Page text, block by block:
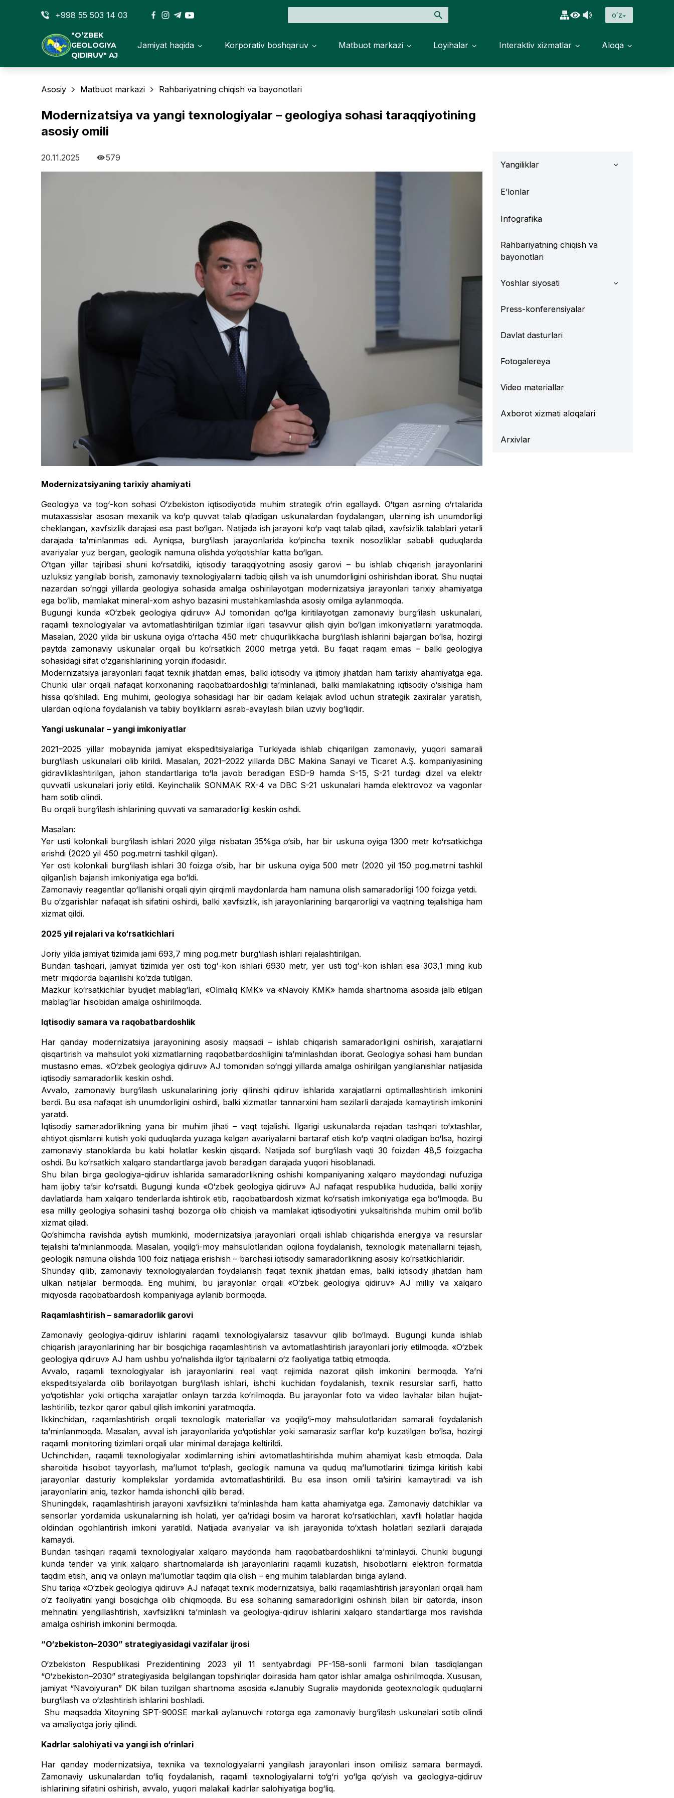
+998 55 503 14 03 oʻz
"O‘ZBEK
GEOLOGIYA
QIDIRUV" AJ
Jamiyat haqida Korporativ boshqaruv Matbuot markazi Loyihalar Interaktiv xizmatlar Aloqa
Asosiy Matbuot markazi Rahbariyatning chiqish va bayonotlari
Modernizatsiya va yangi texnologiyalar – geologiya sohasi taraqqiyotining
asosiy omili
20.11.2025 579
Modernizatsiyaning tarixiy ahamiyati
Geologiya va tog‘-kon sohasi O‘zbekiston iqtisodiyotida muhim strategik o‘rin egallaydi. O‘tgan asrning o‘rtalarida
mutaxassislar asosan mexanik va ko‘p quvvat talab qila­digan uskunalardan foydalangan, ularning ish unumdorligi
cheklangan, xavfsizlik darajasi esa past bo‘l­gan. Natijada ish jarayoni ko‘p vaqt talab qiladi, xavfsizlik talablari yetarli
darajada taʼminlanmas edi. Ayniqsa, burg‘ilash jarayonlarida ko‘pincha texnik nosozliklar sababli quduqlarda
avariyalar yuz bergan, geologik namuna olishda yo‘qotishlar katta bo‘lgan.
O‘tgan yillar tajribasi shuni ko‘rsatdiki, iqtisodiy taraqqiyot­ning asosiy garovi – bu ishlab chi­qarish jarayonlarini
uzluksiz yangilab borish, zamonaviy texnologiya­larni tadbiq qilish va ish unumdorligini oshirishdan iborat. Shu nuq­tai
nazardan so‘nggi yillarda geologiya sohasida amalga oshirilayotgan modernizatsiya jarayonlari tarixiy ahamiyatga
ega bo‘lib, mamlakat mineral-xom ashyo bazasini mustahkam­lashda asosiy omilga ay­lanmoqda.
Bugungi kunda «O‘zbek geologiya qidiruv» AJ tomonidan qo‘lga kiri­tilayotgan zamonaviy burg‘ilash uskunalari,
raqamli texnologiyalar va avtomatlashtirilgan tizimlar ilgari tasavvur qilish qiyin bo‘lgan imkoniyatlarni yaratmoqda.
Masalan, 2020 yilda bir uskuna oyiga o‘rtacha 450 metr chuqurlikkacha burg‘ilash ishlarini bajargan bo‘lsa, hozirgi
paytda zamonaviy uskunalar orqali bu ko‘rsatkich 2000 metrga yetdi. Bu faqat raqam emas – balki geologiya
sohasidagi sifat o‘zgarishlarining yorqin ifodasidir.
Modernizatsiya jarayonlari fa­qat texnik jihatdan emas, balki iqtisodiy va ijtimoiy jihatdan ham tarixiy ahamiyatga ega.
Chunki ular orqali nafaqat korxonaning raqo­batbardoshligi taʼminlanadi, balki mamlakatning iqtisodiy o‘sishiga ham
hissa qo‘shiladi. Eng muhimi, geologiya sohasidagi har bir qadam kelajak avlod uchun strategik zaxiralar yaratish,
ulardan oqilona foydalanish va tabiiy boyliklarni as­rab-avaylash bilan uzviy bog‘­liqdir.
Yangi uskunalar – yangi imkoniyatlar
2021–2025 yillar mobaynida jamiyat ekspeditsiyalariga Turkiyada ishlab chiqarilgan zamonaviy, yuqo­ri samarali
burg‘ilash uskunalari olib kirildi. Masalan, 2021–2022 yillarda DBC Makina Sanayi ve Ticaret A.Ş. kompaniyasining
gidravliklashtirilgan, jahon standartlariga to‘la javob beradigan ESD-9 hamda S-15, S-21 turdagi dizel va elektr
quvvatli uskunalari joriy etildi. Keyinchalik SONMAK RX-4 va DBC S-21 uskunalari hamda elekt­rovoz va vagonlar
ham sotib olindi.
Bu orqali burg‘ilash ishlarining quvvati va samaradorligi keskin oshdi.
Masalan:
Yer usti kolonkali burg‘ilash ishlari 2020 yilga nisbatan 35%ga o‘sib, har bir uskuna oyiga 1300 metr ko‘rsatkichga
erishdi (2020 yil 450 pog.metrni tashkil qilgan).
Yer osti kolonkali burg‘ilash ishlari 30 foizga o‘sib, har bir uskuna oyiga 500 metr (2020 yil 150 pog.metrni tashkil
qilgan)ish bajarish imkoniyatiga ega bo‘ldi.
Zamonaviy reagentlar qo‘llani­shi orqali qiyin qirqimli maydonlarda ham namuna olish samaradorligi 100 foizga yetdi.
Bu o‘zgarishlar nafaqat ish sifatini oshirdi, balki xavfsizlik, ish jarayonlarining barqarorligi va vaqt­ning tejalishiga ham
xizmat qildi.
2025 yil rejalari va ko‘rsatkichlari
Joriy yilda jamiyat tizimida jami 693,7 ming pog.metr burg‘ilash ishlari rejalashtirilgan.
Bundan tashqari, jamiyat tizimida yer osti tog‘-kon ishlari 6930 metr, yer usti tog‘-kon ishlari esa 303,1 ming kub
metr miqdorda bajarilishi ko‘zda tutilgan.
Mazkur ko‘rsatkichlar byudjet mablag‘lari, «Olmaliq KMK» va «Navoiy KMK» hamda shartnoma asosida jalb etilgan
mablag‘lar hisobidan amalga oshirilmoqda.
Iqtisodiy samara va raqobatbardoshlik
Har qanday modernizatsiya jarayonining asosiy maqsadi – ishlab chiqarish samaradorligini oshirish, xarajatlarni
qisqartirish va mah­sulot yoki xizmatlarning raqobatbar­doshligini taʼminlashdan iborat. Geologiya sohasi ham bundan
mustasno emas. «O‘zbek geologiya qidiruv» AJ tomonidan so‘nggi yillarda amalga oshirilgan yangilanishlar na­tijasida
iqtisodiy samaradorlik keskin oshdi.
Avvalo, zamonaviy burg‘ilash us­kunalarining joriy qilinishi qi­diruv ishlarida xarajatlarni optimallashtirish imkonini
berdi. Bu esa nafaqat ish unumdorligini oshir­di, balki xizmatlar tannarxini ham sezilarli darajada kamaytirish imkonini
yaratdi.
Iqtisodiy samaradorlikning yana bir muhim jihati – vaqt tejalishi. Ilgarigi uskunalarda rejadan tashqari to‘xtashlar,
ehtiyot qism­larni kutish yoki quduqlarda yuzaga kelgan avariyalarni bartaraf etish ko‘p vaqtni oladigan bo‘lsa, hozirgi
zamonaviy stanoklarda bu kabi ho­latlar keskin qisqardi. Natijada sof burg‘ilash vaqti 30 foizdan 48,5 foizgacha
oshdi. Bu ko‘rsatkich xalqa­ro standartlarga javob beradigan darajada yuqori hisoblanadi.
Shu bilan birga geologiya-qidi­ruv ishlarida samaradorlikning oshishi kompaniyaning xalqaro maydondagi nufuziga
ham ijobiy taʼsir ko‘rsatdi. Bugungi kunda «O‘zbek geologiya qidiruv» AJ nafaqat res­publika hududida, balki xorijiy
davlatlarda ham xalqaro tenderlarda ishtirok etib, raqobatbardosh xizmat ko‘rsatish imkoniyatiga ega bo‘lmoqda. Bu
esa milliy geologiya sohasini tashqi bozorga olib chiqish va mamlakat iqtisodiyotini yuksaltirishda muhim omil bo‘lib
xizmat qiladi.
Qo‘shimcha ravishda aytish mumkinki, modernizatsiya jarayonlari orqali ishlab chiqarishda energiya va resurslar
tejalishi taʼminlan­moqda. Masalan, yoqilg‘i-moy mahsu­lotlaridan oqilona foydalanish, texnologik materiallarni tejash,
geologik namuna olishda 100 foiz natijaga erishish – barchasi iqtisodiy samaradorlikning asosiy ko‘rsatkichlaridir.
Shunday qilib, zamonaviy texnologiyalardan foydalanish faqat texnik jihatdan emas, balki iqtisodiy jihatdan ham
ulkan natijalar ber­moqda. Eng muhimi, bu jarayonlar orqali «O‘zbek geologiya qidiruv» AJ milliy va xalqaro
miqyosda ra­qobatbardosh kompaniyaga aylanib bormoqda.
Raqamlashtirish – samaradorlik garovi
Zamonaviy geologiya-qidiruv ishlarini raqamli texnologiyalarsiz tasavvur qilib bo‘lmaydi. Bugungi kunda ishlab
chiqarish jarayonlarining har bir bosqichiga raqamlash­tirish va avtomatlashtirish jarayonlari joriy etilmoqda. «O‘zbek
geologiya qidiruv» AJ ham ushbu yo‘nalishda ilg‘or tajribalarni o‘z faoliyatiga tatbiq etmoqda.
Avvalo, raqamli texnologiyalar ish jarayonlarini real vaqt rejimida nazorat qilish imkonini ber­moqda. Yaʼni
ekspeditsiyalarda olib borilayotgan burg‘ilash ishlari, ishchi kuchidan foydalanish, texnik resurslar sarfi, hatto
yo‘qotishlar yoki ortiqcha xarajatlar onlayn tarz­da ko‘rilmoqda. Bu jarayonlar foto va video lavhalar bilan huj­jat­
lashtirilib, tezkor qaror qabul qilish imkonini yaratmoqda.
Ikkinchidan, raqamlashtirish or­qali texnologik materiallar va yoqilg‘i-moy mahsulotlaridan samarali foydalanish
taʼminlanmoqda. Masalan, avval ish jarayonlarida yo‘qotishlar yoki samarasiz sarflar ko‘p kuzatilgan bo‘lsa, hozirgi
ra­qamli monitoring tizimlari orqa­li ular minimal darajaga kelti­rildi.
Uchinchidan, raqamli texnologiya­lar xodimlarning ishini avtomatlashtirishda muhim ahamiyat kasb etmoqda. Dala
sharoitida hisobot tayyorlash, maʼlumot to‘plash, geologik namuna va quduq maʼlumotlarini tizimga kiritish kabi
jarayonlar dasturiy komplekslar yordamida av­tomatlashtirildi. Bu esa inson omili taʼsirini kamaytiradi va ish
jarayonlarini aniq, tezkor hamda ishonchli qilib beradi.
Shuningdek, raqamlashtirish jarayoni xavfsizlikni taʼminlashda ham katta ahamiyatga ega. Zamonaviy datchiklar va
sensorlar yordamida uskunalarning ish holati, yer qaʼri­dagi bosim va harorat ko‘rsatkich­lari, xavfli holatlar haqida
oldindan ogohlantirish imkoni yaratildi. Natijada avariyalar va ish jarayonida to‘xtash holatlari sezilarli darajada
kamaydi.
Bundan tashqari raqamli texnologiyalar xalqaro maydonda ham ra­qobatbardoshlikni taʼminlaydi. Chunki bugungi
kunda tender va yirik xalqaro shartnomalarda ish jarayonlarini raqamli kuzatish, hisobot­larni elektron formatda
taqdim etish, aniq va onlayn maʼlumotlar taqdim qila olish – eng muhim talab­lardan biriga aylandi.
Shu tariqa «O‘zbek geologiya qi­diruv» AJ nafaqat texnik modernizatsiya, balki raqamlashtirish jarayonlari orqali ham
o‘z faoliyatini yangi bosqichga olib chiqmoqda. Bu esa sohaning samaradorligini oshirish bilan bir qatorda, inson
mehnatini yengillashtirish, xavfsizlikni taʼminlash va geologiya-qidiruv ishlarini xalqaro standartlarga mos ravishda
amalga oshirish imkonini bermoqda.
“O‘zbekiston–2030” strategiyasidagi vazifalar ijrosi
O‘zbekiston Respublikasi Preziden­tining 2023 yil 11 sentyabrdagi PF-158-sonli farmoni bilan tasdiqlangan
“O‘zbekiston–2030” strategiyasida belgilangan topshi­riqlar doirasida ham qator ishlar amalga oshirilmoqda. Xususan,
jamiyat “Navoiyuran” DK bilan tuzilgan shartnoma asosida «Janubiy Sugrali» maydonida geotexnologik quduqlarni
burg‘ilash va o‘zlashtirish ishlarini boshladi.
Shu maqsadda Xitoyning SPT-900SE markali aylanuvchi rotorga ega zamonaviy burg‘ilash uskunalari sotib olindi
va amaliyotga joriy qilindi.
Kadrlar salohiyati va yangi ish o‘rinlari
Har qanday modernizatsiya, texnika va texnologiyalarni yangilash jarayonlari inson omilisiz samara bermaydi.
Zamonaviy uskunalardan to‘liq foydalanish, raqamli texnologiyalarni to‘g‘ri yo‘lga qo‘yish va geologiya-qidiruv
ishlarining sifatini oshirish, avvalo, yuqori malakali kadrlar salohiyatiga bog‘liq.
Yangiliklar
E’lonlar
Infografika
Rahbariyatning chiqish va
bayonotlari
Yoshlar siyosati
Press-konferensiyalar
Davlat dasturlari
Fotogalereya
Video materiallar
Axborot xizmati aloqalari
Arxivlar